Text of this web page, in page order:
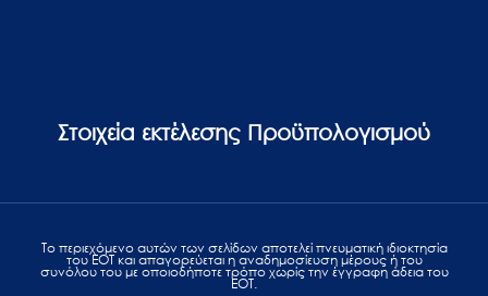
Στοιχεία εκτέλεσης Προϋπολογισμού
Το περιεχόμενο αυτών των σελίδων αποτελεί πvευματική ιδιοκτησία
του ΕΟΤ και απαγορεύεται η αναδημοσίευση μέρους ή του
συνόλου του με οποιοδήποτε τρόπο χωρίς την έγγραφη άδεια του
ΕΟΤ.